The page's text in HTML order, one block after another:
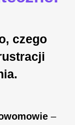
czego
–